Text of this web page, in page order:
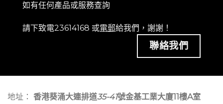
如有任何產品或服務查詢
請下致電23614168 或電郵給我們，謝謝！
聯絡我們
地址： 香港葵涌大連排道35-41號金基工業大廈11樓A室